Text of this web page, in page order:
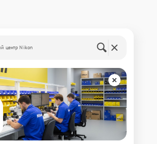
центр Nikon